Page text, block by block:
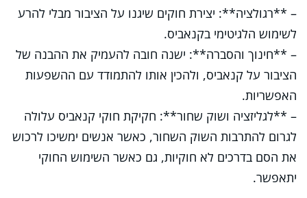
– **רגולציה**: יצירת חוקים שיגנו על הציבור מבלי להרע
לשימוש הלגיטימי בקנאביס.
– **חינוך והסברה**: ישנה חובה להעמיק את ההבנה של
הציבור על קנאביס, ולהכין אותו להתמודד עם ההשפעות
האפשריות.
– **לגליזציה ושוק שחור**: חקיקת חוקי קנאביס עלולה
לגרום להתרבות השוק השחור, כאשר אנשים ימשיכו לרכוש
את הסם בדרכים לא חוקיות, גם כאשר השימוש החוקי
יתאפשר.